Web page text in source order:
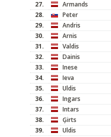
27.
Armands
28.
Peter
29.
Andris
30.
Arnis
31.
Valdis
32.
Dainis
33.
Inese
34.
Ieva
35.
Uldis
36.
Ingars
37.
Intars
38.
Ģirts
39.
Uldis